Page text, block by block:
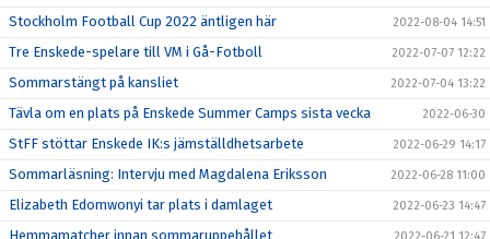
Stockholm Football Cup 2022 äntligen här 2022-08-04 14:51
Tre Enskede-spelare till VM i Gå-Fotboll 2022-07-07 12:22
Sommarstängt på kansliet 2022-07-04 13:22
Tävla om en plats på Enskede Summer Camps sista vecka 2022-06-30
StFF stöttar Enskede IK:s jämställdhetsarbete 2022-06-29 14:17
Sommarläsning: Intervju med Magdalena Eriksson 2022-06-28 11:00
Elizabeth Edomwonyi tar plats i damlaget 2022-06-23 14:47
Hemmamatcher innan sommaruppehållet